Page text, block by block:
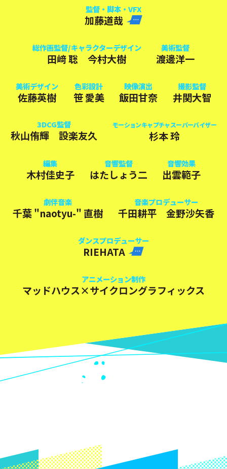
監督・脚本・VFX
加藤道哉
総作画監督/キャラクターデザイン
田﨑 聡 今村大樹
美術監督
渡邊洋一
美術デザイン
佐藤英樹
色彩設計
笹 愛美
映像演出
飯田甘奈
撮影監督
井関大智
3DCG監督
秋山侑輝 設楽友久
モーションキャプチャスーパーバイザー
杉本 玲
編集
木村佳史子
音響監督
はたしょう二
音響効果
出雲範子
劇伴音楽
千葉 "naotyu-" 直樹
音楽プロデューサー
千田耕平 金野沙矢香
ダンスプロデューサー
RIEHATA
アニメーション制作
マッドハウス×サイクロングラフィックス